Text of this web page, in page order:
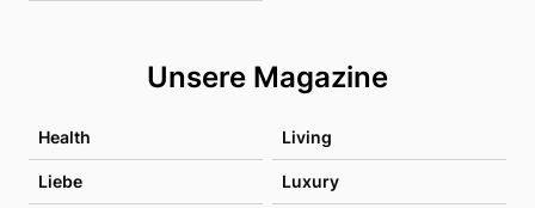
Unsere Magazine
Health Living
Liebe Luxury